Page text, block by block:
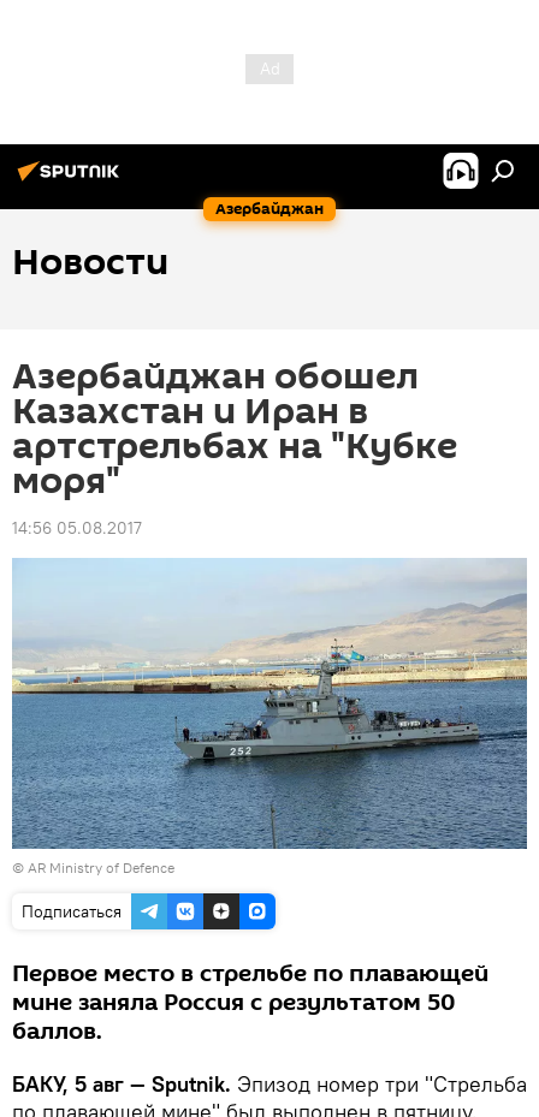
Азербайджан
Новости
Азербайджан обошел
Казахстан и Иран в
артстрельбах на "Кубке
моря"
14:56 05.08.2017
© AR Ministry of Defence
Подписаться
Первое место в стрельбе по плавающей
мине заняла Россия с результатом 50
баллов.
БАКУ, 5 авг — Sputnik. Эпизод номер три "Стрельба
по плавающей мине" был выполнен в пятницу,